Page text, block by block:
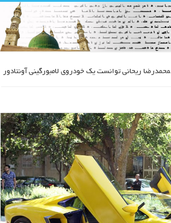
محمدرضا ریحانی توانست یک خودروی لامبورگینی آونتادور